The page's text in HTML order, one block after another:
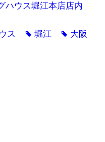
ハウス堀江本店店内
ス tag堀江 tag 大阪